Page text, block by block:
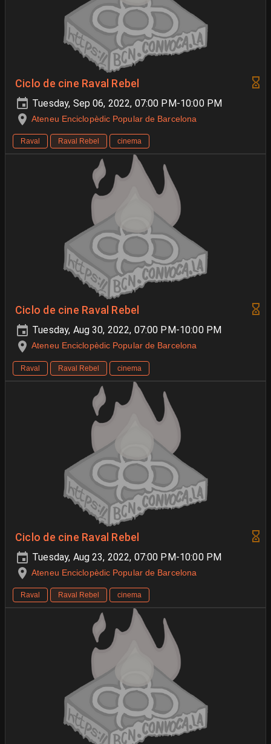
Ciclo de cine Raval Rebel
Tuesday, Sep 06, 2022, 07:00 PM-10:00 PM
Ateneu Enciclopèdic Popular de Barcelona
Raval Raval Rebel cinema
Ciclo de cine Raval Rebel
Tuesday, Aug 30, 2022, 07:00 PM-10:00 PM
Ateneu Enciclopèdic Popular de Barcelona
Raval Raval Rebel cinema
Ciclo de cine Raval Rebel
Tuesday, Aug 23, 2022, 07:00 PM-10:00 PM
Ateneu Enciclopèdic Popular de Barcelona
Raval Raval Rebel cinema